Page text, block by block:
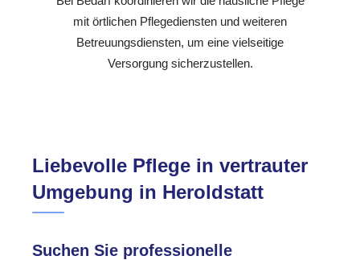
mit örtlichen Pflegediensten und weiteren
Betreuungsdiensten, um eine vielseitige
Versorgung sicherzustellen.
Liebevolle Pflege in vertrauter
Umgebung in Heroldstatt
Suchen Sie professionelle